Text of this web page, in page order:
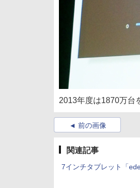
2013年度は1870万台
前の画像
関連記事
7インチタブレット「